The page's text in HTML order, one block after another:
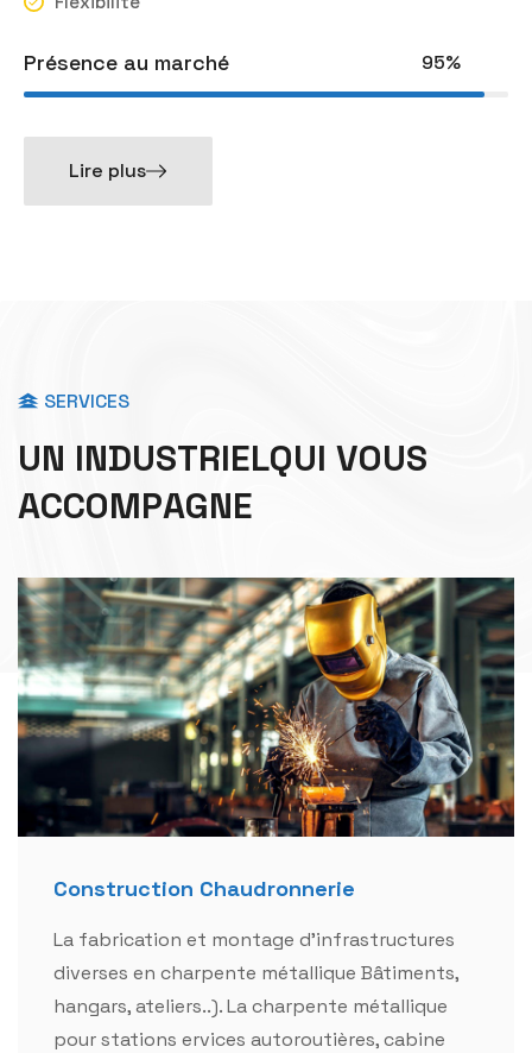
Présence au marché 95%
Lire plus
SERVICES
UN INDUSTRIELQUI VOUS
ACCOMPAGNE
Construction Chaudronnerie
La fabrication et montage d'infrastructures
diverses en charpente métallique Bâtiments,
hangars, ateliers..). La charpente métallique
pour stations ervices autoroutières, cabine